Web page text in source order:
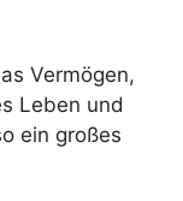
Vermögen,
Leben und
ein großes